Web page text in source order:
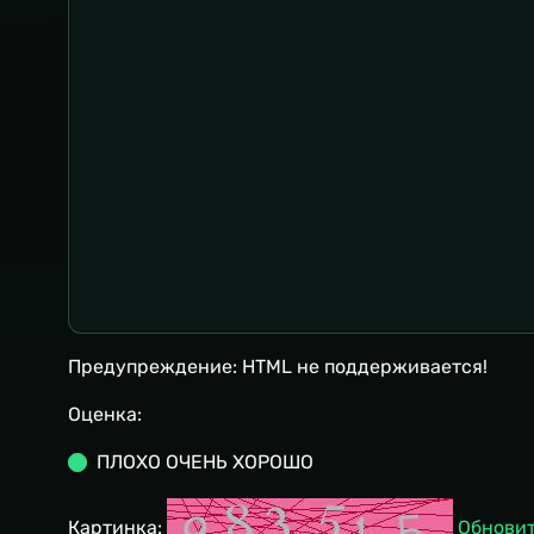
Предупреждение: HTML не поддерживается!
Оценка:
ПЛОХО ОЧЕНЬ ХОРОШО
Картинка: